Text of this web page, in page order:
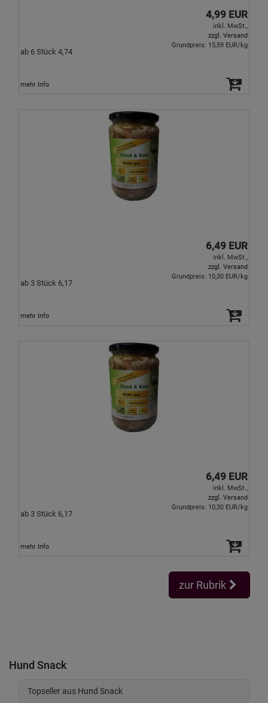
4,99 EUR
inkl. MwSt.,
zzgl. Versand
ab 6 Stück 4,74
Grundpreis: 15,59 EUR/kg
mehr Info
6,49 EUR
inkl. MwSt.,
zzgl. Versand
ab 3 Stück 6,17
Grundpreis: 10,30 EUR/kg
mehr Info
6,49 EUR
inkl. MwSt.,
zzgl. Versand
ab 3 Stück 6,17
Grundpreis: 10,30 EUR/kg
mehr Info
zur Rubrik
Hund Snack
Topseller aus Hund Snack